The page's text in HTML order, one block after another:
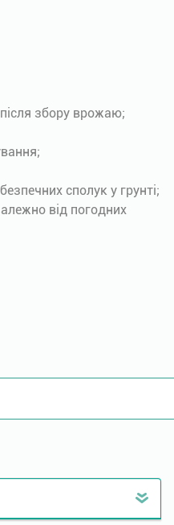
збору врожаю;
сполук у грунті;
від погодних